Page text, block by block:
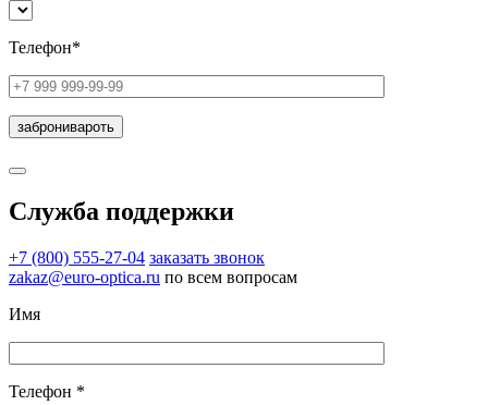
Телефон*
Служба поддержки
+7 (800) 555-27-04 заказать звонок
zakaz@euro-optica.ru по всем вопросам
Имя
Телефон *